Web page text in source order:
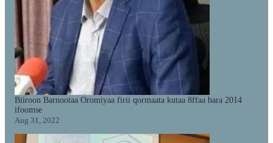
Biiroon Barnootaa Oromiyaa firii qormaata kutaa 8ffaa bara 2014
ifoomse
Aug 31, 2022